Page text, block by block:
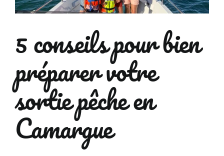
5 conseils pour bien
préparer votre
sortie pêche en
Camargue